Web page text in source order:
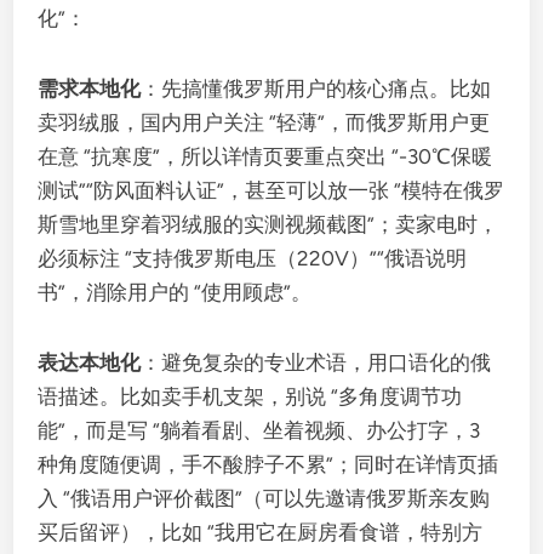
化”：
需求本地化：先搞懂俄罗斯用户的核心痛点。比如
卖羽绒服，国内用户关注 “轻薄”，而俄罗斯用户更
在意 “抗寒度”，所以详情页要重点突出 “-30℃保暖
测试”“防风面料认证”，甚至可以放一张 “模特在俄罗
斯雪地里穿着羽绒服的实测视频截图”；卖家电时，
必须标注 “支持俄罗斯电压（220V）”“俄语说明
书”，消除用户的 “使用顾虑”。
表达本地化：避免复杂的专业术语，用口语化的俄
语描述。比如卖手机支架，别说 “多角度调节功
能”，而是写 “躺着看剧、坐着视频、办公打字，3
种角度随便调，手不酸脖子不累”；同时在详情页插
入 “俄语用户评价截图”（可以先邀请俄罗斯亲友购
买后留评），比如 “我用它在厨房看食谱，特别方